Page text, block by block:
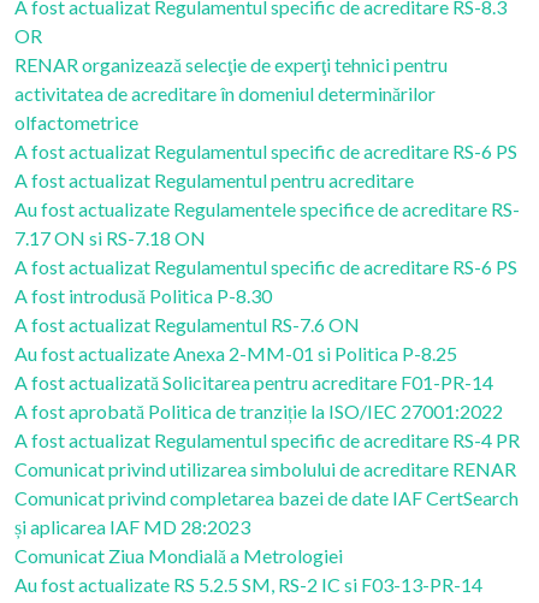
A fost actualizat Regulamentul specific de acreditare RS-8.3
OR
RENAR organizează selecţie de experţi tehnici pentru
activitatea de acreditare în domeniul determinărilor
olfactometrice
A fost actualizat Regulamentul specific de acreditare RS-6 PS
A fost actualizat Regulamentul pentru acreditare
Au fost actualizate Regulamentele specifice de acreditare RS-
7.17 ON si RS-7.18 ON
A fost actualizat Regulamentul specific de acreditare RS-6 PS
A fost introdusă Politica P-8.30
A fost actualizat Regulamentul RS-7.6 ON
Au fost actualizate Anexa 2-MM-01 si Politica P-8.25
A fost actualizată Solicitarea pentru acreditare F01-PR-14
A fost aprobată Politica de tranziție la ISO/IEC 27001:2022
A fost actualizat Regulamentul specific de acreditare RS-4 PR
Comunicat privind utilizarea simbolului de acreditare RENAR
Comunicat privind completarea bazei de date IAF CertSearch
și aplicarea IAF MD 28:2023
Comunicat Ziua Mondială a Metrologiei
Au fost actualizate RS 5.2.5 SM, RS-2 IC si F03-13-PR-14